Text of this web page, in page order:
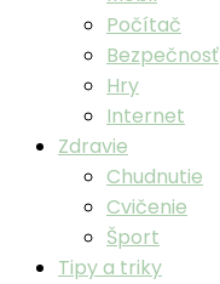
Počítač
Bezpečnosť
Hry
Internet
Zdravie
Chudnutie
Cvičenie
Šport
Tipy a triky